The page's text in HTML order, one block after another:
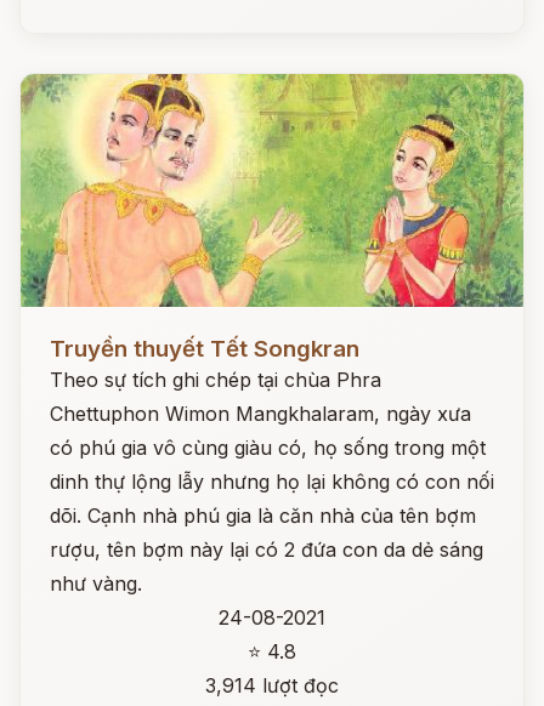
Đọc ngay
Truyền thuyết Tết Songkran
Theo sự tích ghi chép tại chùa Phra
Chettuphon Wimon Mangkhalaram, ngày xưa
có phú gia vô cùng giàu có, họ sống trong một
dinh thự lộng lẫy nhưng họ lại không có con nối
dõi. Cạnh nhà phú gia là căn nhà của tên bợm
rượu, tên bợm này lại có 2 đứa con da dẻ sáng
như vàng.
24-08-2021
⭐ 4.8
3,914 lượt đọc